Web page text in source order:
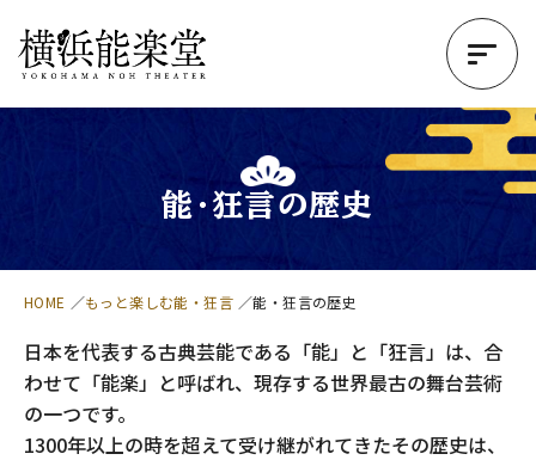
能・狂言の歴史
HOME もっと楽しむ能・狂言 能・狂言の歴史
日本を代表する古典芸能である「能」と「狂言」は、合
わせて「能楽」と呼ばれ、現存する世界最古の舞台芸術
の一つです。
1300年以上の時を超えて受け継がれてきたその歴史は、